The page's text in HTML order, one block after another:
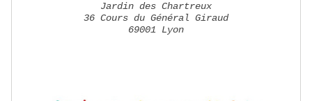
Jardin des Chartreux
36 Cours du Général Giraud
69001 Lyon